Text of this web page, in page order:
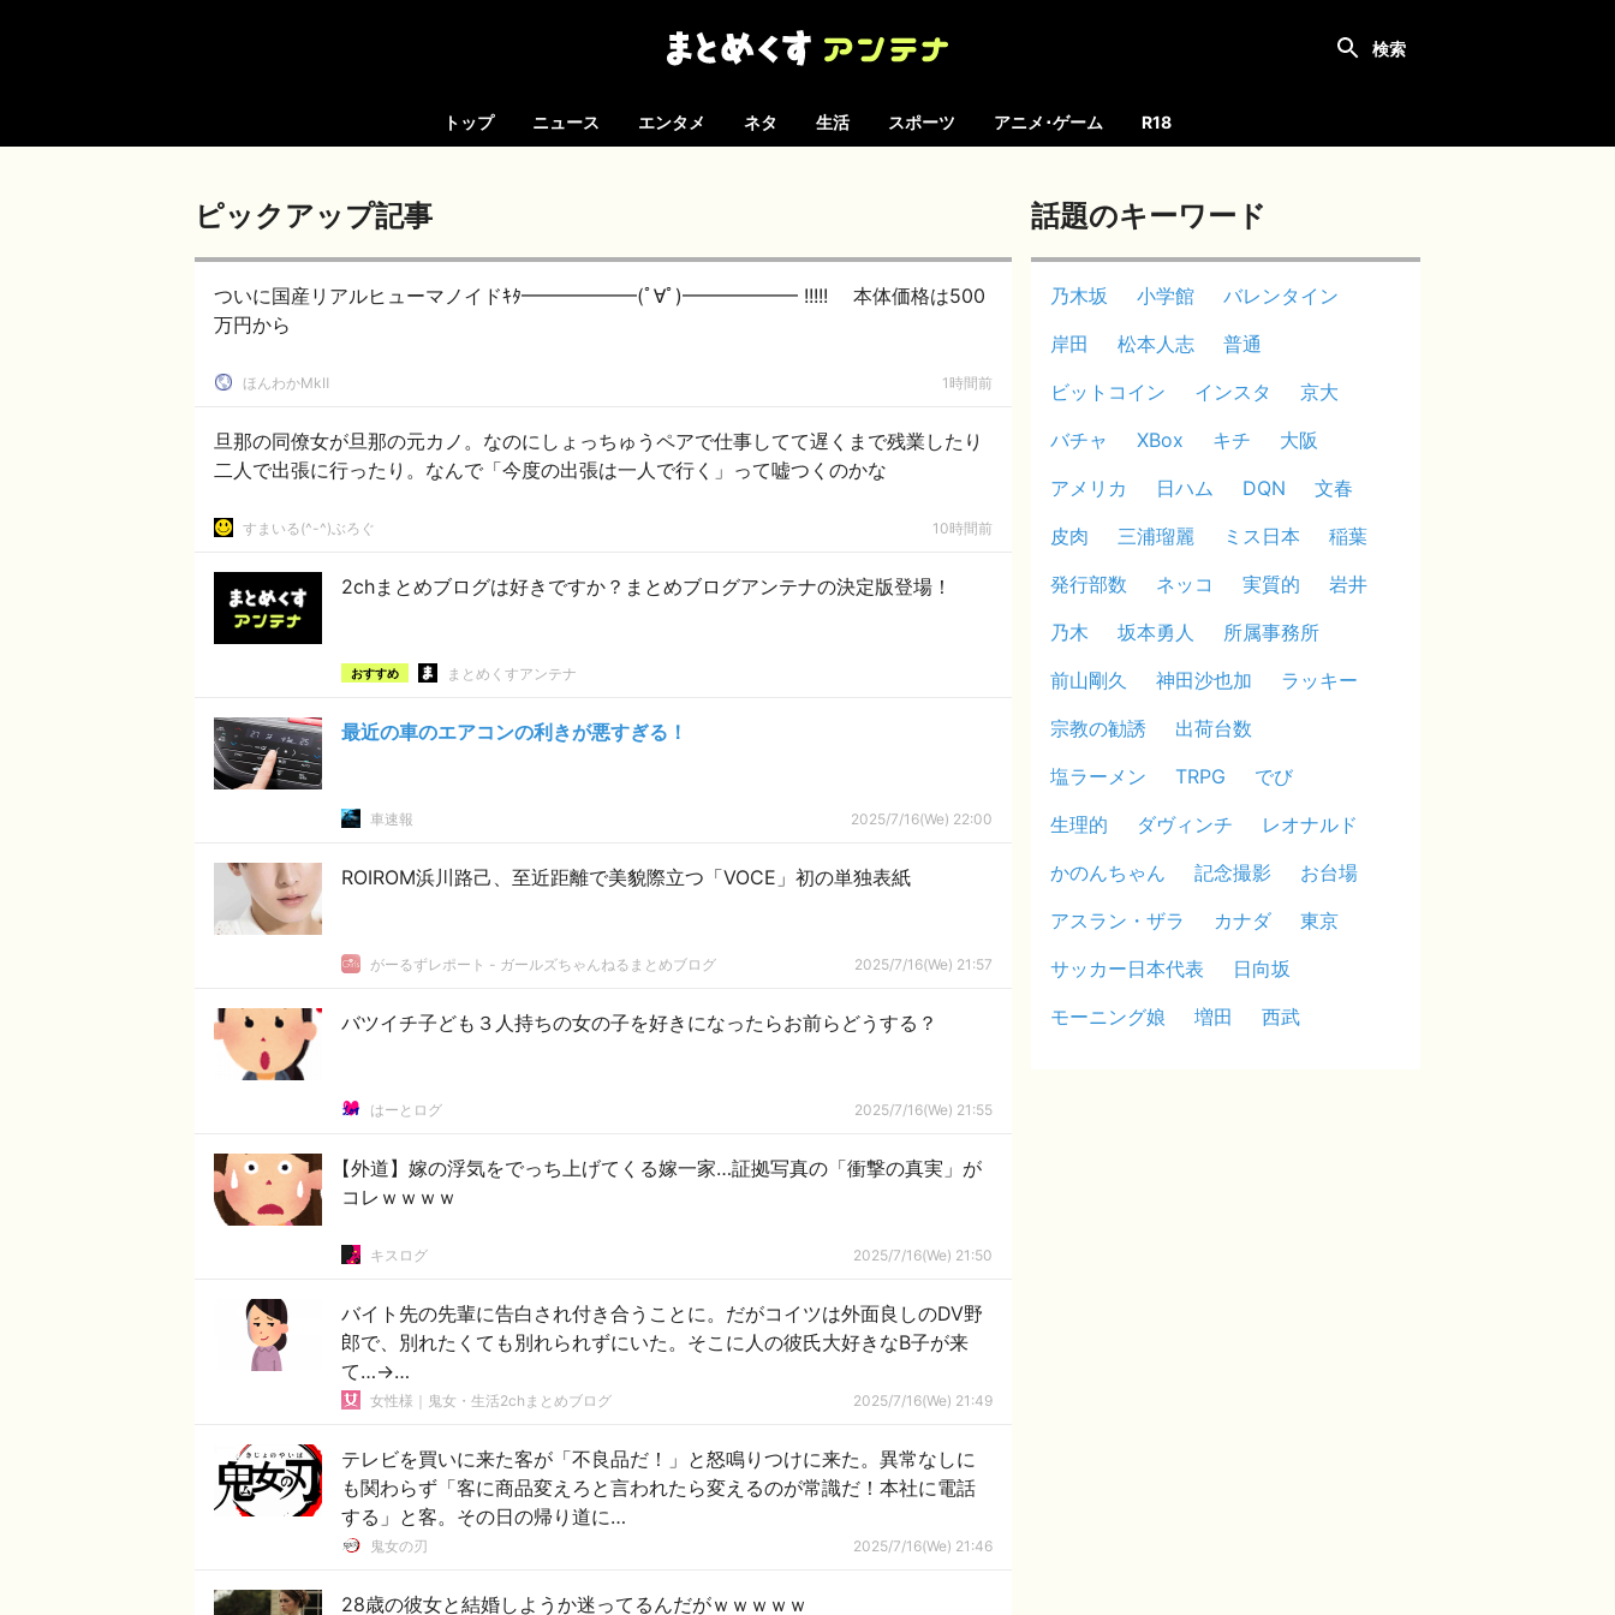
トップ ニュース エンタメ ネタ 生活 スポーツ アニメ･ゲーム R18
ピックアップ記事
ついに国産リアルヒューマノイドｷﾀ━━━━━━(ﾟ∀ﾟ)━━━━━━ !!!!! 本体価格は500
万円から
ほんわかMkⅡ 1時間前
旦那の同僚女が旦那の元カノ。なのにしょっちゅうペアで仕事してて遅くまで残業したり
二人で出張に行ったり。なんで「今度の出張は一人で行く」って嘘つくのかな
すまいる(^-^)ぶろぐ 10時間前
2chまとめブログは好きですか？まとめブログアンテナの決定版登場！
おすすめ まとめくすアンテナ
最近の車のエアコンの利きが悪すぎる！
車速報 2025/7/16(We) 22:00
ROIROM浜川路己、至近距離で美貌際立つ「VOCE」初の単独表紙
がーるずレポート - ガールズちゃんねるまとめブログ 2025/7/16(We) 21:57
バツイチ子ども３人持ちの女の子を好きになったらお前らどうする？
はーとログ 2025/7/16(We) 21:55
【外道】嫁の浮気をでっち上げてくる嫁一家…証拠写真の「衝撃の真実」が
コレｗｗｗｗ
キスログ 2025/7/16(We) 21:50
バイト先の先輩に告白され付き合うことに。だがコイツは外面良しのDV野
郎で、別れたくても別れられずにいた。そこに人の彼氏大好きなB子が来
て…→…
女性様｜鬼女・生活2chまとめブログ 2025/7/16(We) 21:49
テレビを買いに来た客が「不良品だ！」と怒鳴りつけに来た。異常なしに
も関わらず「客に商品変えろと言われたら変えるのが常識だ！本社に電話
する」と客。その日の帰り道に…
鬼女の刃 2025/7/16(We) 21:46
28歳の彼女と結婚しようか迷ってるんだがｗｗｗｗｗ
話題のキーワード
乃木坂 小学館
バレンタイン
岸田
松本人志
普通
ビットコイン
インスタ
京大
バチャ
XBox キチ
大阪
アメリカ
日ハム DQN
文春
皮肉
三浦瑠麗 ミス日本
稲葉
発行部数
ネッコ 実質的
岩井
乃木
坂本勇人
所属事務所
前山剛久
神田沙也加
ラッキー
宗教の勧誘
出荷台数
塩ラーメン
TRPG
でび
生理的
ダヴィンチ
レオナルド
かのんちゃん
記念撮影
お台場
アスラン・ザラ
カナダ
東京
サッカー日本代表
日向坂
モーニング娘
増田 西武